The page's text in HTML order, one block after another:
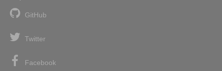
GitHub
Twitter
Facebook